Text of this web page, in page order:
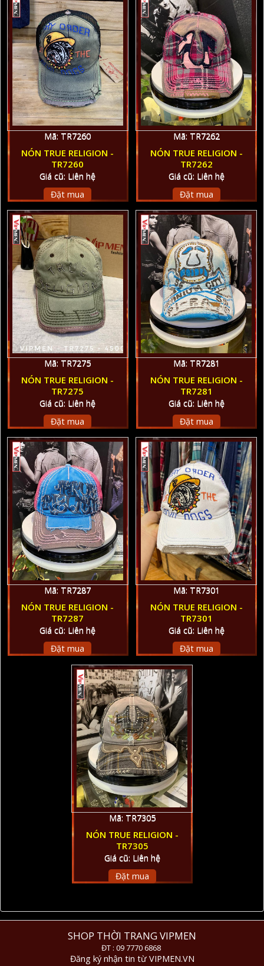
Mã: TR7260
NÓN TRUE RELIGION -
TR7260
Giá cũ: Liên hệ
Đặt mua
Mã: TR7262
NÓN TRUE RELIGION -
TR7262
Giá cũ: Liên hệ
Đặt mua
Mã: TR7275
NÓN TRUE RELIGION -
TR7275
Giá cũ: Liên hệ
Đặt mua
Mã: TR7281
NÓN TRUE RELIGION -
TR7281
Giá cũ: Liên hệ
Đặt mua
Mã: TR7287
NÓN TRUE RELIGION -
TR7287
Giá cũ: Liên hệ
Đặt mua
Mã: TR7301
NÓN TRUE RELIGION -
TR7301
Giá cũ: Liên hệ
Đặt mua
Mã: TR7305
NÓN TRUE RELIGION -
TR7305
Giá cũ: Liên hệ
Đặt mua
SHOP THỜI TRANG VIPMEN
ĐT : 09 7770 6868
Đăng ký nhận tin từ VIPMEN.VN